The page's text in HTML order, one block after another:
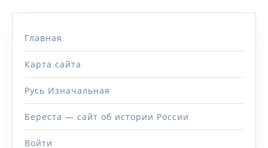
Главная
Карта сайта
Русь Изначальная
Береста — сайт об истории России
Войти